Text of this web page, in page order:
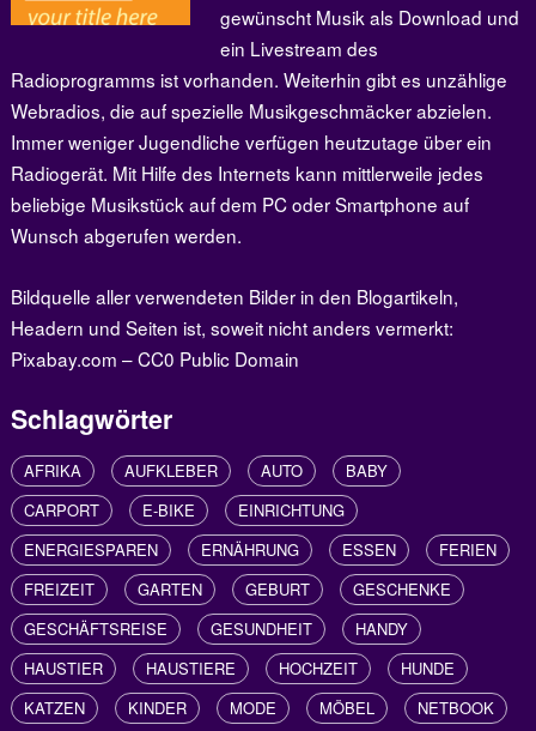
gewünscht Musik als Download und
ein Livestream des
Radioprogramms ist vorhanden. Weiterhin gibt es unzählige
Webradios, die auf spezielle Musikgeschmäcker abzielen.
Immer weniger Jugendliche verfügen heutzutage über ein
Radiogerät. Mit Hilfe des Internets kann mittlerweile jedes
beliebige Musikstück auf dem PC oder Smartphone auf
Wunsch abgerufen werden.
Bildquelle aller verwendeten Bilder in den Blogartikeln,
Headern und Seiten ist, soweit nicht anders vermerkt:
Pixabay.com – CC0 Public Domain
Schlagwörter
AFRIKA AUFKLEBER AUTO
BABY
CARPORT
E-BIKE
EINRICHTUNG
ENERGIESPAREN
ERNÄHRUNG ESSEN
FERIEN
FREIZEIT
GARTEN GEBURT
GESCHENKE
GESCHÄFTSREISE
GESUNDHEIT
HANDY
HAUSTIER
HAUSTIERE HOCHZEIT
HUNDE
KATZEN
KINDER MODE MÖBEL NETBOOK